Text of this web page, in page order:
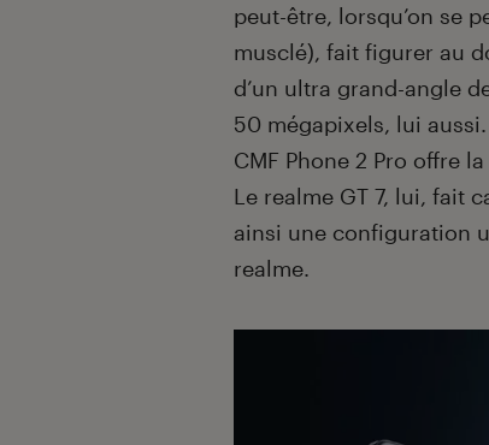
peut-être, lorsqu’on se
musclé), fait figurer au
d’un ultra grand-angle
50 mégapixels, lui
CMF Phone 2 Pro offre
Le realme GT 7, lui, fait
ainsi une configuration
realme.